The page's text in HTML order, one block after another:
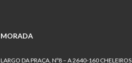
MORADA
LARGO DA PRAÇA, Nº8 – A 2640-160 CHELEIROS